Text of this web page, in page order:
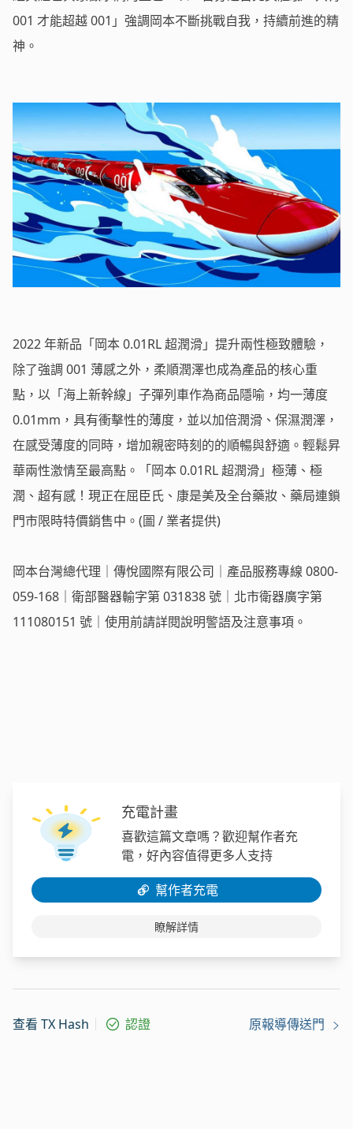
001 才能超越 001」強調岡本不斷挑戰自我，持續前進的精
神。
2022 年新品「岡本 0.01RL 超潤滑」提升兩性極致體驗，
除了強調 001 薄感之外，柔順潤澤也成為產品的核心重
點，以「海上新幹線」子彈列車作為商品隱喻，均一薄度
0.01mm，具有衝擊性的薄度，並以加倍潤滑、保濕潤澤，
在感受薄度的同時，增加親密時刻的的順暢與舒適。輕鬆昇
華兩性激情至最高點。「岡本 0.01RL 超潤滑」極薄、極
潤、超有感！現正在屈臣氏、康是美及全台藥妝、藥局連鎖
門市限時特價銷售中。(圖 / 業者提供)
岡本台灣總代理｜傳悅國際有限公司｜產品服務專線 0800-
059-168｜衛部醫器輸字第 031838 號｜北市衛器廣字第
111080151 號｜使用前請詳閱說明警語及注意事項。
充電計畫
喜歡這篇文章嗎？歡迎幫作者充
電，好內容值得更多人支持
幫作者充電
瞭解詳情
查看 TX Hash 認證 原報導傳送門